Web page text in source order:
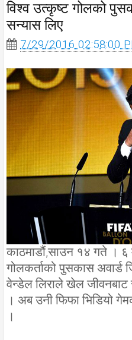
विश्व उत्कृष्ट गोलको
सन्यास लिए
7/29/2016 02:58:00
काठमाडौं,साउन १४ गते । ६
गोलकर्ताको पुसकास अवार्ड
वेन्डेल लिराले खेल जीवनबाट
। अब उनी फिफा भिडियो
।